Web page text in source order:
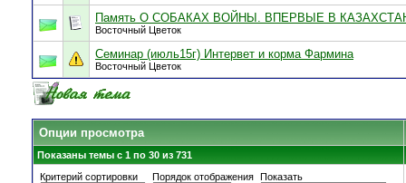
Память О СОБАКАХ ВОЙНЫ. ВПЕРВЫЕ В
Восточный Цветок
Семинар (июль15г) Интервет и корма Фармина
Восточный Цветок
Опции просмотра
Показаны темы с 1 по 30 из 731
Критерий сортировки
Порядок отображения Показать